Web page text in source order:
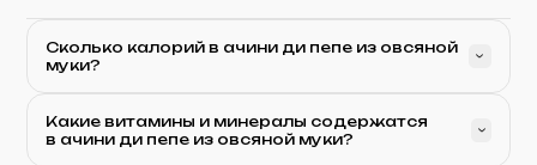
Сколько калорий в ачини ди пепе из овсяной
муки?
Какие витамины и минералы содержатся
в ачини ди пепе из овсяной муки?